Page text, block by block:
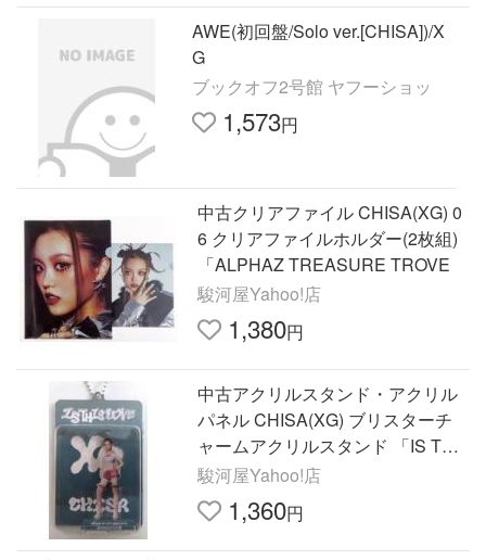
AWE(初回盤/Solo ver.[CHISA])/X
G
ブックオフ2号館 ヤフーショッ
1,573円
中古クリアファイル CHISA(XG) 0
6 クリアファイルホルダー(2枚組)
「ALPHAZ TREASURE TROVE
駿河屋Yahoo!店
1,380円
中古アクリルスタンド・アクリル
パネル CHISA(XG) ブリスターチ
ャームアクリルスタンド 「IS THI
S LOVE」
駿河屋Yahoo!店
1,360円